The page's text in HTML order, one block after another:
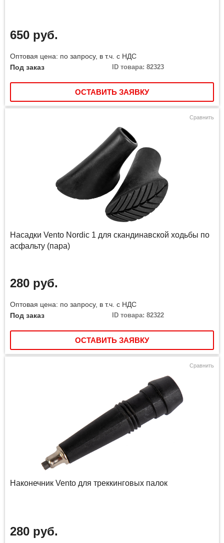
650 руб.
Оптовая цена: по запросу, в т.ч. с НДС
Под заказ
ID товара: 82323
ОСТАВИТЬ ЗАЯВКУ
Сравнить
Насадки Vento Nordic 1 для скандинавской ходьбы по
асфальту (пара)
280 руб.
Оптовая цена: по запросу, в т.ч. с НДС
Под заказ
ID товара: 82322
ОСТАВИТЬ ЗАЯВКУ
Сравнить
Наконечник Vento для треккинговых палок
280 руб.